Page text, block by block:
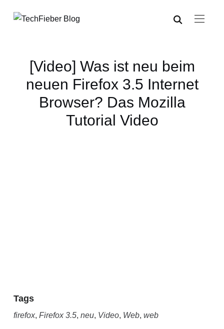
[Video] Was ist neu beim
neuen Firefox 3.5 Internet
Browser? Das Mozilla
Tutorial Video
Tags
firefox, Firefox 3.5, neu, Video, Web, web